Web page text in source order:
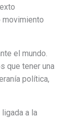
movimiento
el mundo.
que tener una
política,
a la